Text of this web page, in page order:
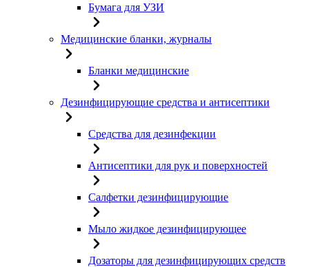
Бумага для УЗИ
Медицинские бланки, журналы
Бланки медицинские
Дезинфицирующие средства и антисептики
Средства для дезинфекции
Антисептики для рук и поверхностей
Салфетки дезинфицирующие
Мыло жидкое дезинфицирующее
Дозаторы для дезинфицирующих средств